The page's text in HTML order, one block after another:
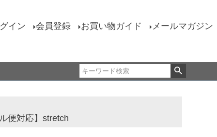
イン 会員登録 お買い物ガイド メールマガジン
便対応】stretch